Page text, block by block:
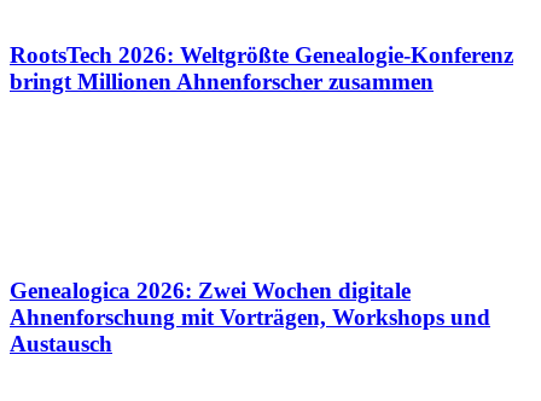
RootsTech 2026: Weltgrößte Genealogie-Konferenz
bringt Millionen Ahnenforscher zusammen
Genealogica 2026: Zwei Wochen digitale
Ahnenforschung mit Vorträgen, Workshops und
Austausch